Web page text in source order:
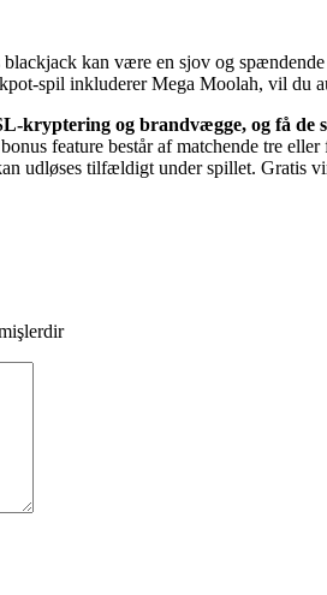
blackjack kan være en sjov og
spil inkluderer Mega Moolah, vil du
kryptering og brandvægge, og få de
feature består af matchende tre
udløses tilfældigt under spillet. Gratis